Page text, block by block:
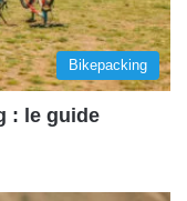
Bikepacking
: le guide